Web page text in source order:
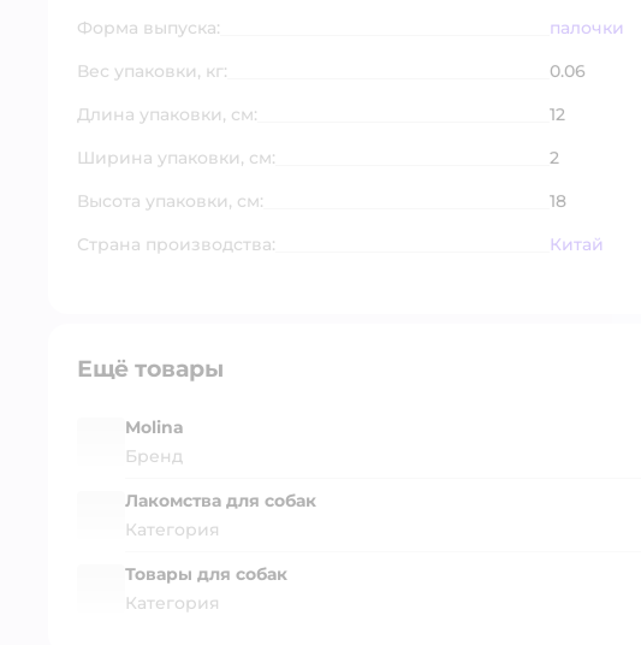
Форма выпуска:
палочки
Вес упаковки, кг:
0.06
Длина упаковки, см:
12
Ширина упаковки, см:
2
Высота упаковки, см:
18
Страна производства:
Китай
Ещё товары
Molina
Бренд
Лакомства для собак
Категория
Товары для собак
Категория